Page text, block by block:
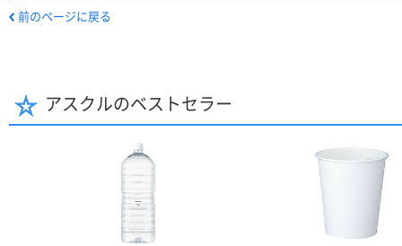
前のページに戻る
アスクルのベストセラー